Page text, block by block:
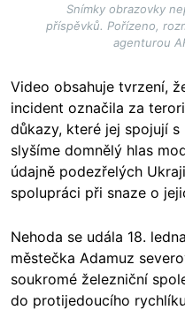
Snímky obrazovky
příspěvků. Pořízeno,
agenturou
Video obsahuje tvrzení,
incident označila za
důkazy, které jej spojují s
slyšíme domnělý hlas
údajně podezřelých
spolupráci při snaze o
Nehoda se udála 18.
městečka Adamuz
soukromé železniční
do protijedoucího